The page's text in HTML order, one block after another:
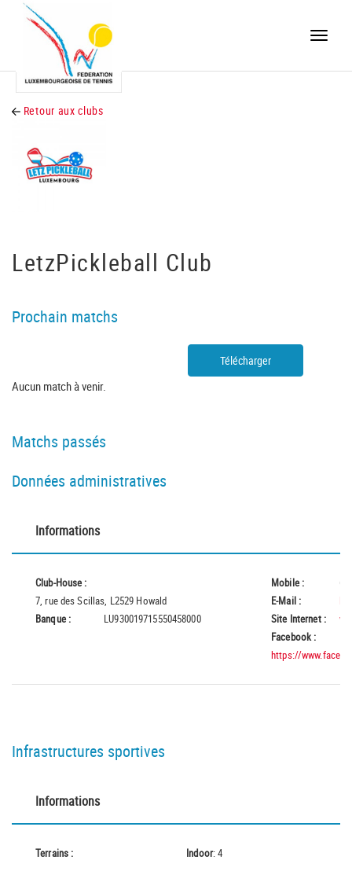
Toggle
Retour aux clubs
LetzPickleball Club
Prochain matchs
Télécharger
Aucun match à venir.
Matchs passés
Données administratives
Informations
Club-House :
7, rue des Scillas, L2529 Howald
Banque :
LU930019715550458000
Mobile :
E-Mail :
Site Internet :
Facebook :
https://
Infrastructures sportives
Informations
Terrains : Indoor: 4